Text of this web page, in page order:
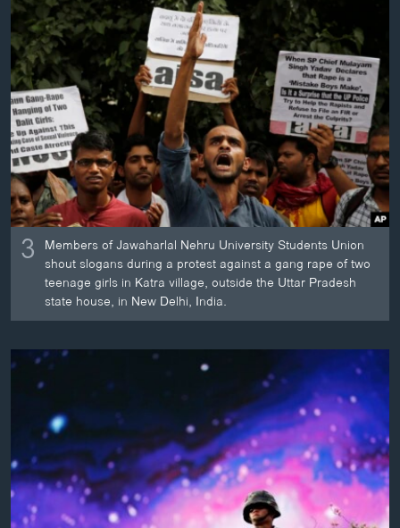
3 Members of Jawaharlal Nehru University Students Union
shout slogans during a protest against a gang rape of two
teenage girls in Katra village, outside the Uttar Pradesh
state house, in New Delhi, India.